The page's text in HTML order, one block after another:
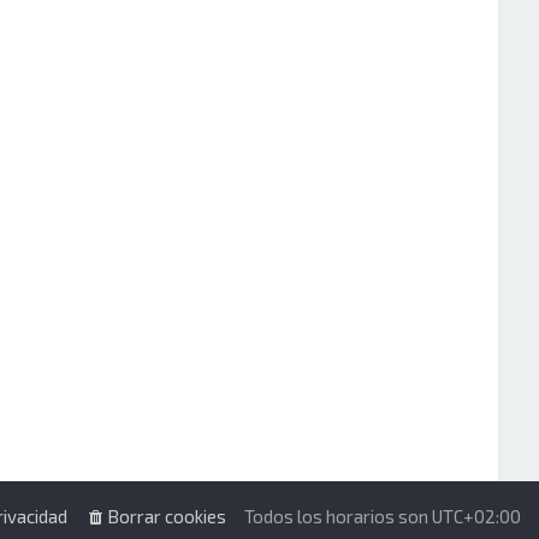
Todos los horarios son UTC+02:00
Borrar cookies